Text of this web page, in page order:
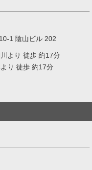
1 陰山ビル 202
より 徒歩 約17分
り 徒歩 約17分